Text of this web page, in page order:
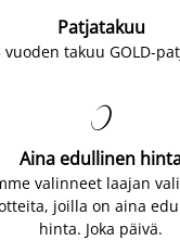
Patjatakuu
vuoden takuu GOLD-

Aina edullinen
valinneet laajan
joilla on aina
hinta. Joka päivä.